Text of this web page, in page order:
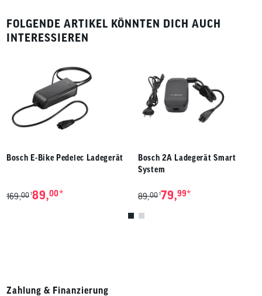
FOLGENDE ARTIKEL KÖNNTEN DICH AUCH
INTERESSIEREN
Bosch E-Bike Pedelec Ladegerät
169,00 189,00*
Bosch 2A Ladegerät Smart
System
89,00 179,99*
Zahlung & Finanzierung